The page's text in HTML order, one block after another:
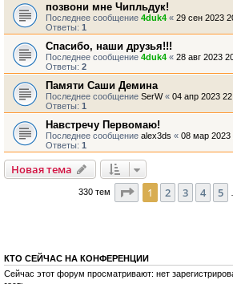
позвони мне Чипльдук!
Последнее сообщение 4duk4 « 29 сен 2023
Ответы: 1
Спасибо, наши друзья!!!
Последнее сообщение 4duk4 « 28 авг 2023
Ответы: 2
Памяти Саши Демина
Последнее сообщение SerW« 04 апр 2023
Ответы: 1
Навстречу Первомаю!
Последнее сообщение alex3ds « 08 мар 2023
Ответы: 1
Новая тема
330 тем Страница из 14
1 2 3 4 5
КТО СЕЙЧАС НА КОНФЕРЕНЦИИ
Сейчас этот форум просматривают: нет